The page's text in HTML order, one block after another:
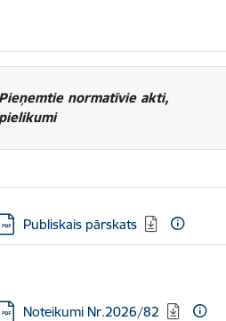
Pieņemtie normatīvie akti,
pielikumi
Publiskais pārskats
Noteikumi Nr.2026/82